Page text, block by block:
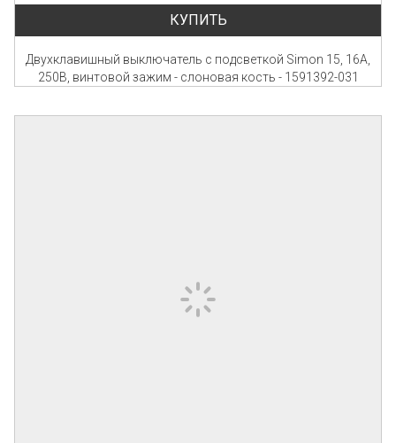
КУПИТЬ
Двухклавишный выключатель с подсветкой Simon 15, 16А,
250В, винтовой зажим - слоновая кость - 1591392-031